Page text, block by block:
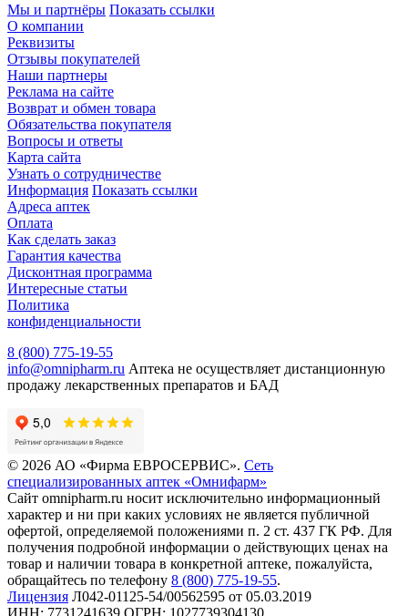
Мы и партнёры Показать ссылки
О компании
Реквизиты
Отзывы покупателей
Наши партнеры
Реклама на сайте
Возврат и обмен товара
Обязательства покупателя
Вопросы и ответы
Карта сайта
Узнать о сотрудничестве
Информация Показать ссылки
Адреса аптек
Оплата
Как сделать заказ
Гарантия качества
Дисконтная программа
Интересные статьи
Политика
конфиденциальности
8 (800) 775-19-55
info@omnipharm.ru Аптека не осуществляет дистанционную
продажу лекарственных препаратов и БАД
© 2026 АО «Фирма ЕВРОСЕРВИС». Сеть
специализированных аптек «Омнифарм»
Сайт omnipharm.ru носит исключительно информационный
характер и ни при каких условиях не является публичной
офертой, определяемой положениями п. 2 ст. 437 ГК РФ. Для
получения подробной информации о действующих ценах на
товар и наличии товара в конкретной аптеке, пожалуйста,
обращайтесь по телефону 8 (800) 775-19-55.
Лицензия Л042-01125-54/00562595 от 05.03.2019
ИНН: 7731241639 ОГРН: 1027739304130